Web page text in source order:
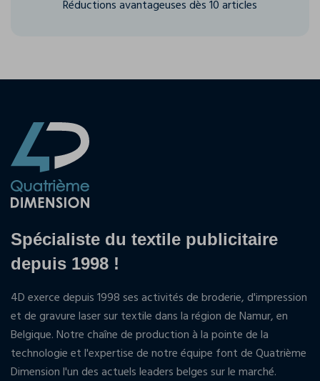
Réductions avantageuses dès 10 articles
Spécialiste du textile publicitaire
depuis 1998 !
4D exerce depuis 1998 ses activités de broderie, d'impression
et de gravure laser sur textile dans la région de Namur, en
Belgique. Notre chaîne de production à la pointe de la
technologie et l'expertise de notre équipe font de Quatrième
Dimension l'un des actuels leaders belges sur le marché.